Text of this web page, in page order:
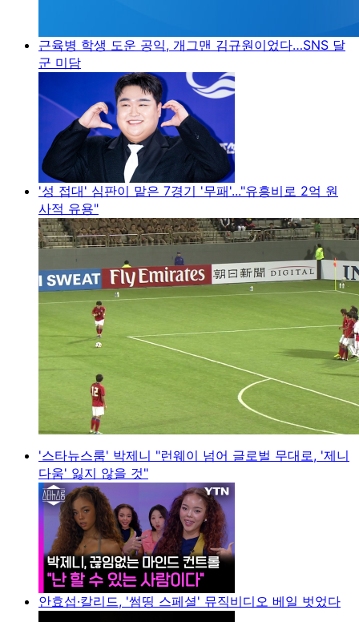
근육병 학생 도운 공익, 개그맨 김규원이었다…SNS 달
군 미담
'성 접대' 심판이 맡은 7경기 '무패'..."유흥비로 2억 원
사적 유용"
'스타뉴스룸' 박제니 "런웨이 넘어 글로벌 무대로, '제니
다움' 잃지 않을 것"
안효섭·칼리드, '썸띵 스페셜' 뮤직비디오 베일 벗었다